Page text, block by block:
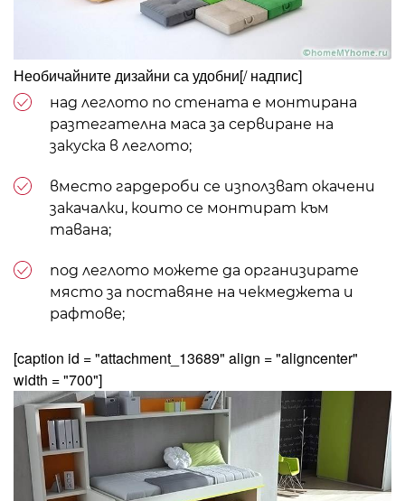
Необичайните дизайни са удобни[/ надпис]
над леглото по стената е монтирана
разтегателна маса за сервиране на
закуска в леглото;
вместо гардероби се използват окачени
закачалки, които се монтират към
тавана;
под леглото можете да организирате
място за поставяне на чекмеджета и
рафтове;
[caption id = "attachment_13689" align = "aligncenter"
width = "700"]